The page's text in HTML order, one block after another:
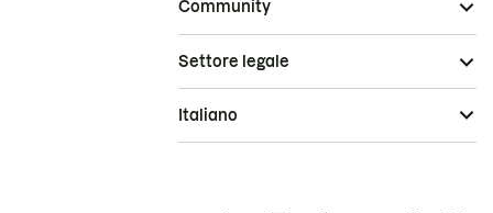
Community
Settore legale
Italiano